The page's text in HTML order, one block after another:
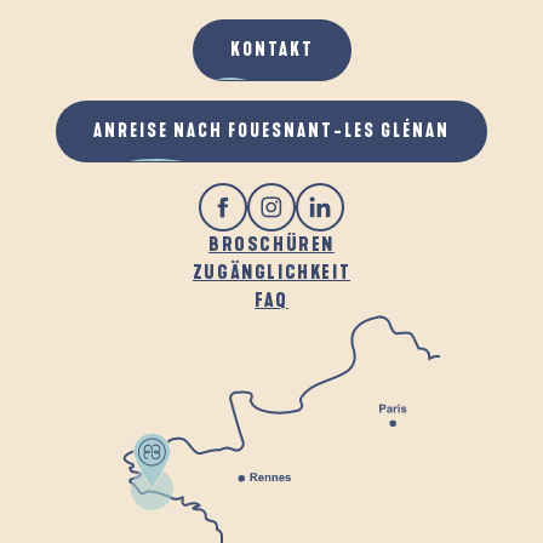
BROSCHÜREN
ZUGÄNGLICHKEIT
FAQ
KONTAKT
ANREISE NACH FOUESNANT-LES GLÉNAN